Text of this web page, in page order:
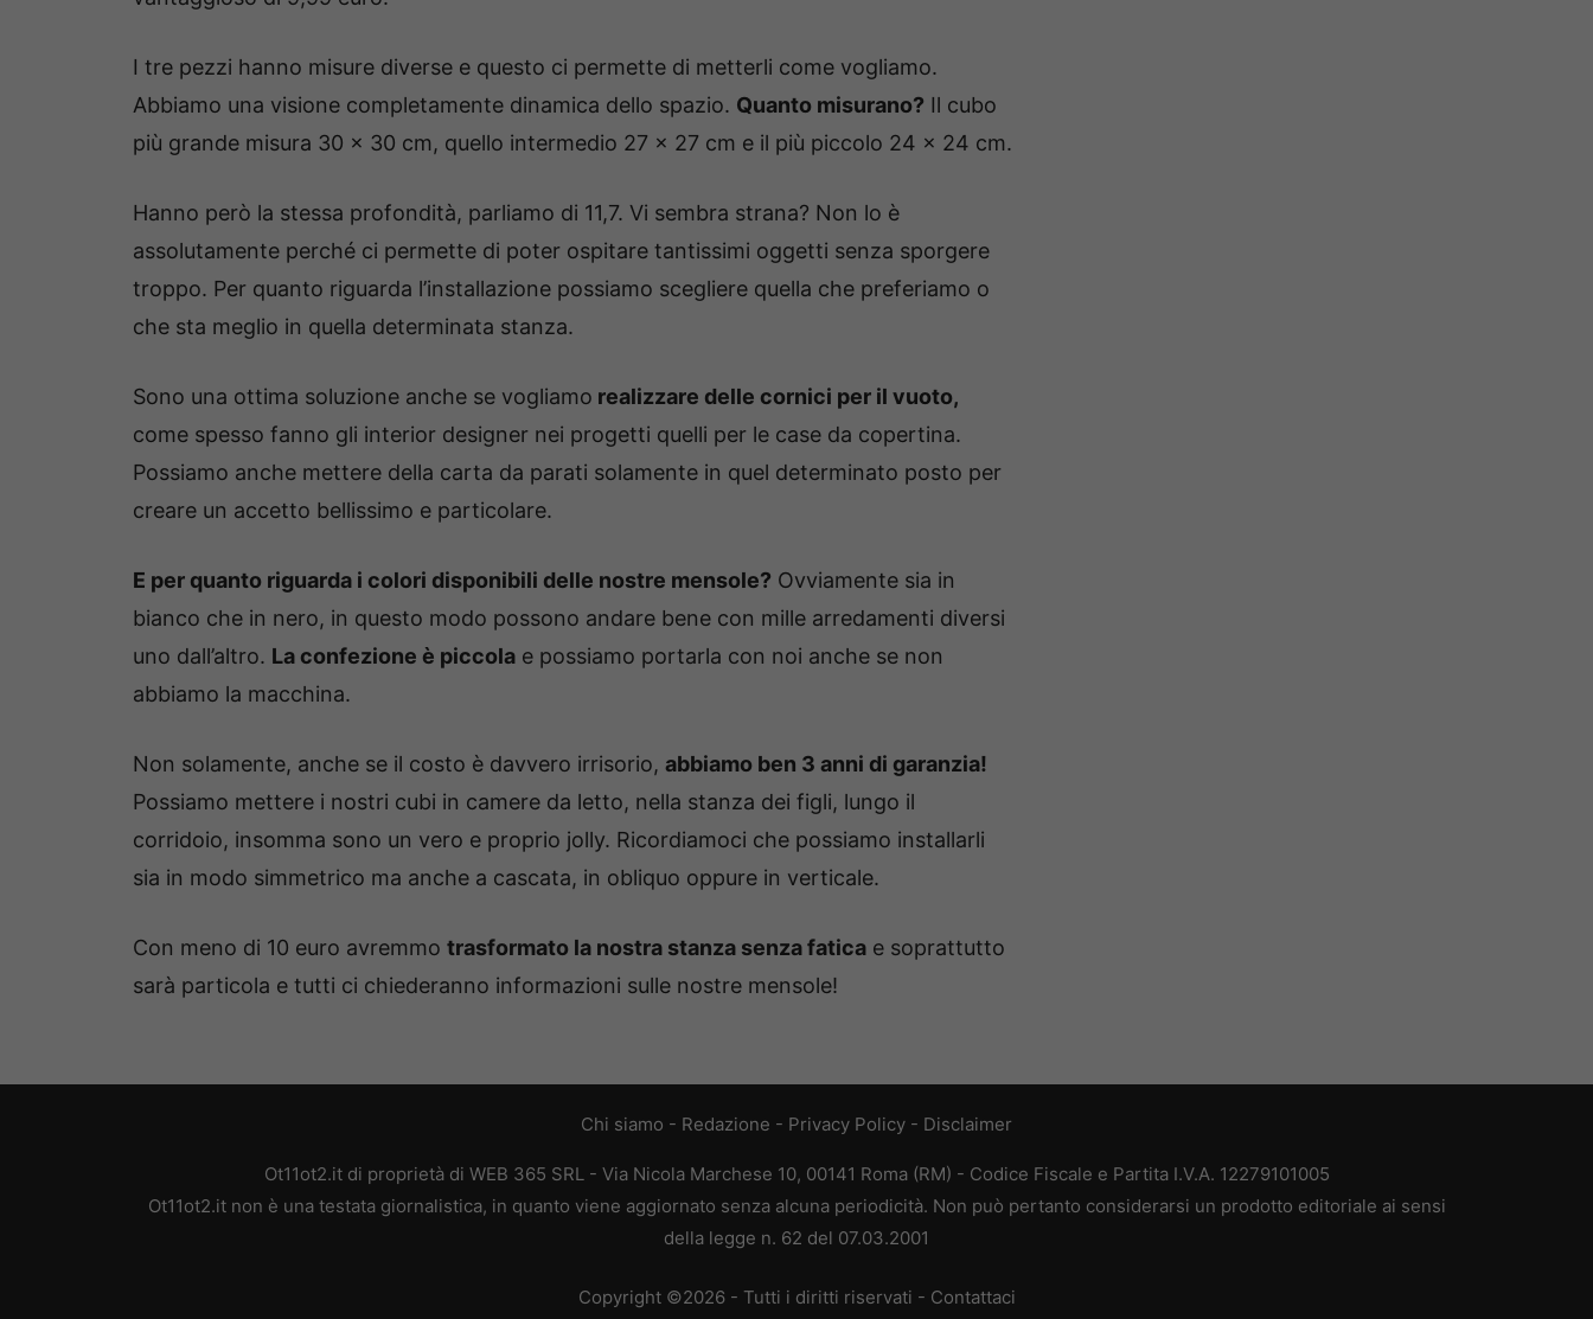
I tre pezzi hanno misure diverse e questo ci permette di metterli come vogliamo.
Abbiamo una visione completamente dinamica dello spazio. Quanto misurano? Il cubo
più grande misura 30 x 30 cm, quello intermedio 27 x 27 cm e il più piccolo 24 x 24 cm.
Hanno però la stessa profondità, parliamo di 11,7. Vi sembra strana? Non lo è
assolutamente perché ci permette di poter ospitare tantissimi oggetti senza sporgere
troppo. Per quanto riguarda l’installazione possiamo scegliere quella che preferiamo o
che sta meglio in quella determinata stanza.
Sono una ottima soluzione anche se vogliamo realizzare delle cornici per il vuoto,
come spesso fanno gli interior designer nei progetti quelli per le case da copertina.
Possiamo anche mettere della carta da parati solamente in quel determinato posto per
creare un accetto bellissimo e particolare.
E per quanto riguarda i colori disponibili delle nostre mensole? Ovviamente sia in
bianco che in nero, in questo modo possono andare bene con mille arredamenti diversi
uno dall’altro. La confezione è piccola e possiamo portarla con noi anche se non
abbiamo la macchina.
Non solamente, anche se il costo è davvero irrisorio, abbiamo ben 3 anni di garanzia!
Possiamo mettere i nostri cubi in camere da letto, nella stanza dei figli, lungo il
corridoio, insomma sono un vero e proprio jolly. Ricordiamoci che possiamo installarli
sia in modo simmetrico ma anche a cascata, in obliquo oppure in verticale.
Con meno di 10 euro avremmo trasformato la nostra stanza senza fatica e soprattutto
sarà particola e tutti ci chiederanno informazioni sulle nostre mensole!
Chi siamo - Redazione - Privacy Policy - Disclaimer
Ot11ot2.it di proprietà di WEB 365 SRL - Via Nicola Marchese 10, 00141 Roma (RM) - Codice Fiscale e Partita I.V.A. 12279101005
Ot11ot2.it non è una testata giornalistica, in quanto viene aggiornato senza alcuna periodicità. Non può pertanto considerarsi un prodotto editoriale ai sensi
della legge n. 62 del 07.03.2001
Copyright ©2026 - Tutti i diritti riservati - Contattaci